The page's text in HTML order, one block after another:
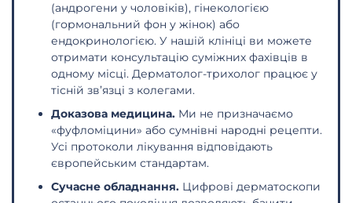
(андрогени у чоловіків), гінекологією
(гормональний фон у жінок) або
ендокринологією. У нашій клініці ви можете
отримати консультацію суміжних фахівців в
одному місці. Дерматолог-трихолог працює у
тісній зв’язці з колегами.
Доказова медицина. Ми не призначаємо
«фуфломіцини» або сумнівні народні рецепти.
Усі протоколи лікування відповідають
європейським стандартам.
Сучасне обладнання. Цифрові дерматоскопи